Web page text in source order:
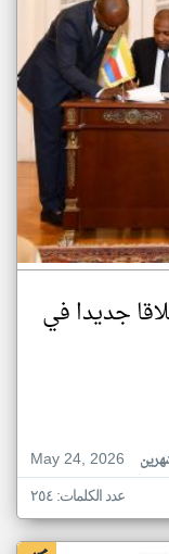
جديدا في
May 24, 2026
عدد الكلمات: ٢٥٤